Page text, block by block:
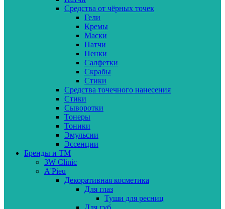
Средства от чёрных точек
Гели
Кремы
Маски
Патчи
Пенки
Салфетки
Скрабы
Стики
Средства точечного нанесения
Стики
Сыворотки
Тонеры
Тоники
Эмульсии
Эссенции
Бренды и ТМ
3W Clinic
A'Pieu
Декоративная косметика
Для глаз
Туши для ресниц
Для губ